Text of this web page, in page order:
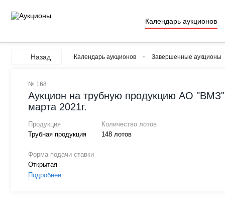
Календарь аукционов
Назад Календарь аукционов Завершенные аукционы
№ 168
Аукцион на трубную продукцию АО
марта 2021г.
Продукция
Трубная продукция
Количество лотов
148 лотов
Форма подачи ставки
Открытая
Подробнее